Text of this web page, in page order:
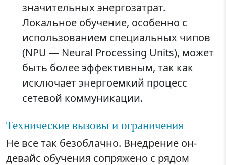
значительных энергозатрат.
Локальное обучение, особенно с
использованием специальных чипов
(NPU — Neural Processing Units), может
быть более эффективным, так как
исключает энергоемкий процесс
сетевой коммуникации.
Технические вызовы и ограничения
Не все так безоблачно. Внедрение он-
девайс обучения сопряжено с рядом